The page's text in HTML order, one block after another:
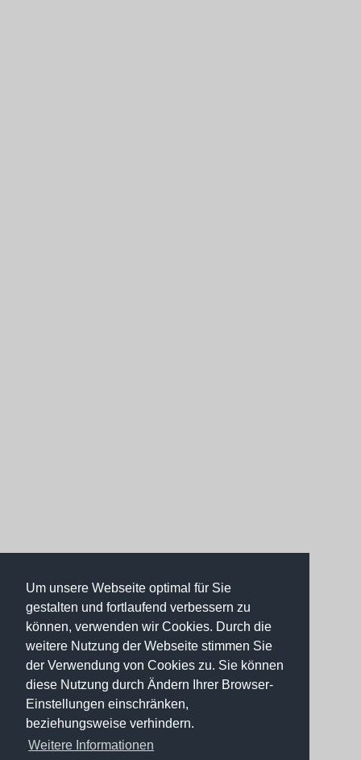
Um unsere Webseite optimal für Sie
gestalten und fortlaufend verbessern zu
können, verwenden wir Cookies. Durch die
weitere Nutzung der Webseite stimmen Sie
der Verwendung von Cookies zu. Sie können
diese Nutzung durch Ändern Ihrer Browser-
Einstellungen einschränken,
beziehungsweise verhindern.
Weitere Informationen